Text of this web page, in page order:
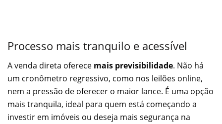
Processo mais tranquilo e acessível
A venda direta oferece mais previsibilidade. Não há
um cronômetro regressivo, como nos leilões online,
nem a pressão de oferecer o maior lance. É uma opção
mais tranquila, ideal para quem está começando a
investir em imóveis ou deseja mais segurança na